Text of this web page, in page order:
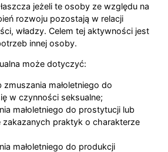
jeżeli te osoby ze względu na
rozwoju pozostają w relacji
władzy. Celem tej aktywności jest
innej osoby.
może dotyczyć:
zmuszania małoletniego do
w czynności seksualne;
małoletniego do prostytucji lub
zakazanych praktyk o charakterze
małoletniego do produkcji